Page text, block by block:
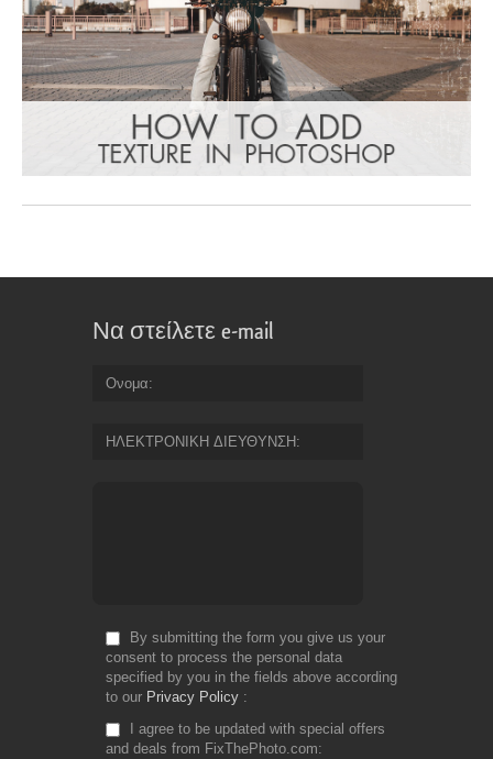
Να στείλετε e-mail
Ονομα
ΗΛΕΚΤΡΟΝΙΚΗ ΔΙΕΥΘΥΝΣΗ
By submitting the form you give us your
consent to process the personal data
specified by you in the fields above according
to our Privacy Policy
I agree to be updated with special offers
and deals from FixThePhoto.com